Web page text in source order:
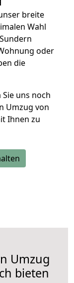
breite
Wahl
oder
die
uns noch
Umzug von
Ihnen zu
Umzug
bieten